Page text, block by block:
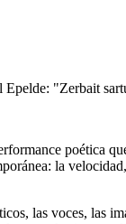
poética
la
las voces, las